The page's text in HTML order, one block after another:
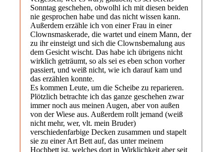
Sonntag geschehen, obwolhl ich mit diesen beiden
nie gesprochen habe und das nicht wissen kann.
Außerdem erzähle ich von einer Frau in einer
Clownsmaskerade, die wartet und einem Mann, der
zu ihr einsteigt und sich die Clownsbemalung aus
dem Gesicht wischt. Das habe ich übrigens nicht
wirklich geträumt, so als sei es eben schon vorher
passiert, und weiß nicht, wie ich darauf kam und
das erzählen konnte.
Es kommen Leute, um die Scheibe zu reparieren.
Plötzlich betrachte ich das ganze geschehen zwar
immer noch aus meinen Augen, aber von außen
von der Wiese aus. Außerdem rollt jemand (weiß
nicht mehr, wer, vlt. mein Bruder)
verschiedenfarbige Decken zusammen und stapelt
sie zu einer Art Bett auf, das unter meinem
Hochbett ist, welches dort in Wirklichkeit aber seit